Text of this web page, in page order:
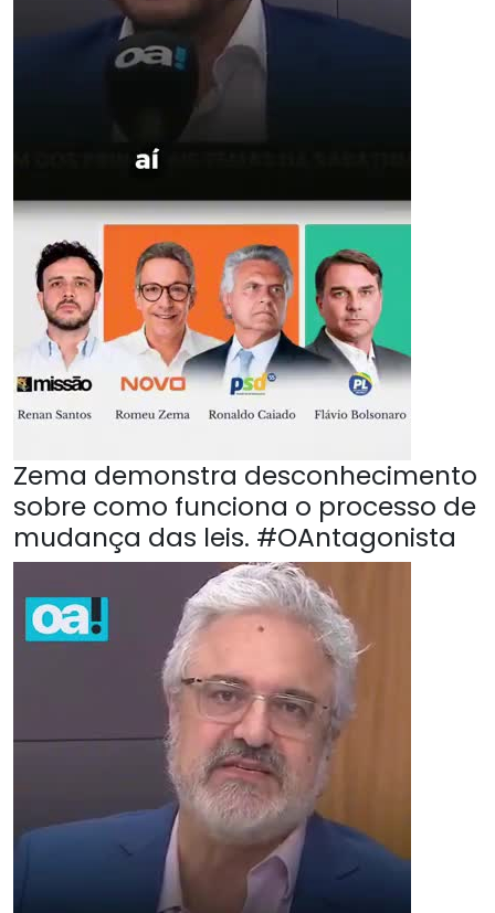
Zema demonstra desconhecimento
sobre como funciona o processo de
mudança das leis. #OAntagonista